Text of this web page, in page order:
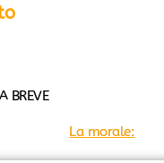
BREVE
La morale: